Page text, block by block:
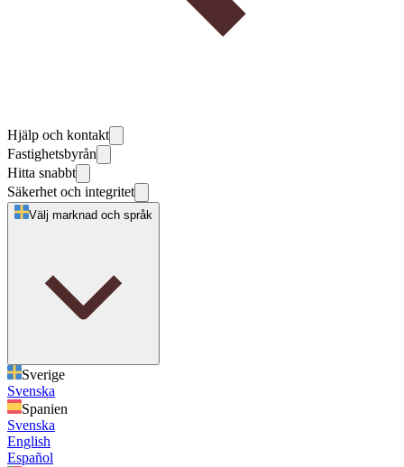
Hjälp och kontakt
Fastighetsbyrån
Hitta snabbt
Säkerhet och integritet
Välj marknad och språk
Sverige
Svenska
Spanien
Svenska
English
Español